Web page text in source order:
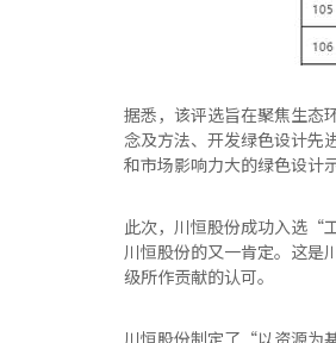
据悉，该评选旨在聚焦生态
念及方法、开发绿色设计先
和市场影响力大的绿色设计
此次，川恒股份成功入选“
川恒股份的又一肯定。这是
级所作贡献的认可。
川恒股份制定了“以资源为